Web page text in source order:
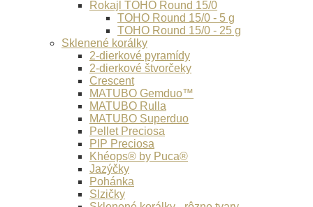
Rokajl TOHO Round 15/0
TOHO Round 15/0 - 5 g
TOHO Round 15/0 - 25 g
Sklenené korálky
2-dierkové pyramídy
2-dierkové štvorčeky
Crescent
MATUBO Gemduo™
MATUBO Rulla
MATUBO Superduo
Pellet Preciosa
PIP Preciosa
Khéops® by Puca®
Jazýčky
Pohánka
Slzičky